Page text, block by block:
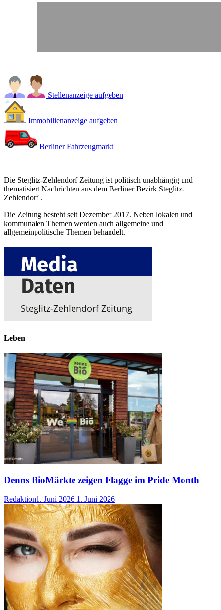
Stellenanzeige aufgeben
Immobilienanzeige aufgeben
Berliner Fahrzeugmarkt
Die Steglitz-Zehlendorf Zeitung ist politisch unabhängig und
thematisiert Nachrichten aus dem Berliner Bezirk Steglitz-
Zehlendorf .
Die Zeitung besteht seit Dezember 2017. Neben lokalen und
kommunalen Themen werden auch allgemeine und
allgemeinpolitische Themen behandelt.
Leben
Denns BioMärkte zeigen Flagge im Pride Month
Redaktion1. Juni 2026 1. Juni 2026